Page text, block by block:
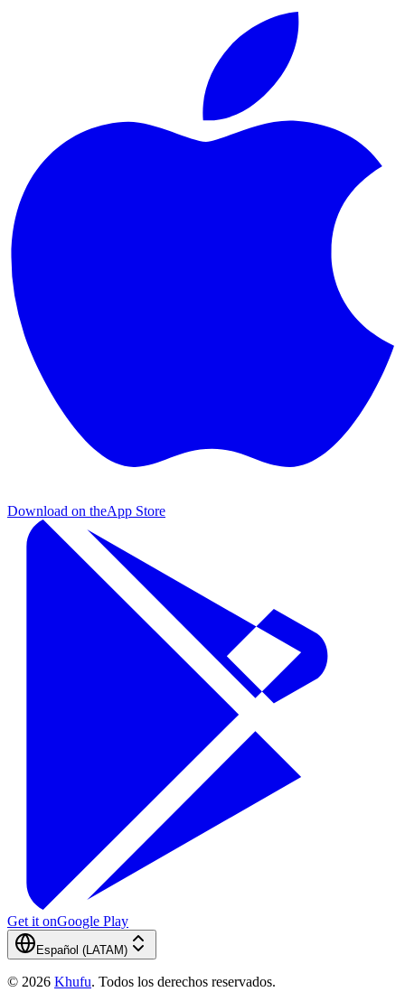
Download on theApp Store
Get it onGoogle Play
Español (LATAM)
© 2026 Khufu. Todos los derechos reservados.